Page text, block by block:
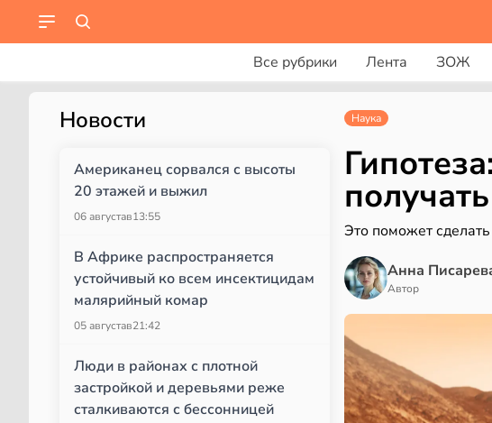
Все рубрики Лента ЗОЖ
Новости
Американец сорвался с высоты
20 этажей и выжил
06 августав13:55
В Африке распространяется
устойчивый ко всем инсектицидам
малярийный комар
05 августав21:42
Люди в районах с плотной
застройкой и деревьями реже
сталкиваются с бессонницей
Наука
Это поможет
Анна
Автор